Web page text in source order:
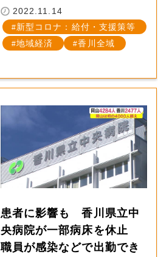
2022.11.14
新型コロナ：給付・支援策等
地域経済
香川全域
患者に影響も 香川県立中
央病院が一部病床を休止
職員が感染などで出勤でき